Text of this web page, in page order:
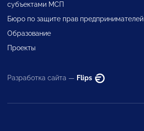
субъектами МСП
Бюро по защите прав предпринимателей
Образование
Проекты
Разработка сайта — Flips